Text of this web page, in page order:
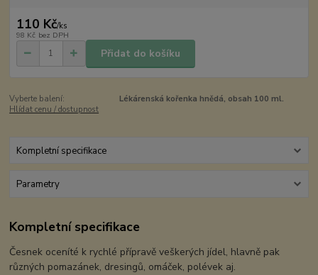
110 Kč/ks
98 Kč bez DPH
Přidat do košíku
Vyberte balení:
Lékárenská kořenka hnědá, obsah 100 ml.
Hlídat cenu / dostupnost
Kompletní specifikace
Parametry
Kompletní specifikace
Česnek oceníté k rychlé přípravě veškerých jídel, hlavně pak
různých pomazánek, dresingů, omáček, polévek aj.